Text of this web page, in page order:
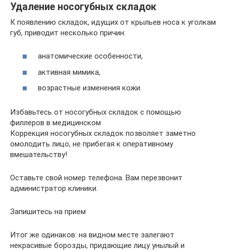
Удаление носогубных складок
К появлению складок, идущих от крыльев носа к уголкам
губ, приводит несколько причин:
анатомические особенности,
активная мимика,
возрастные изменения кожи.
Избавьтесь от носогубных складок с помощью
филлеров в медицинском
Коррекция носогубных складок позволяет заметно
омолодить лицо, не прибегая к оперативному
вмешательству!
Оставьте свой номер телефона. Вам перезвонит
администратор клиники.
Запишитесь на прием
Итог же одинаков: на видном месте залегают
некрасивые борозды, придающие лицу унылый и